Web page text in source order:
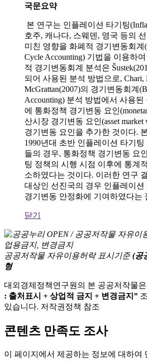
국문요약
본 연구는 인플레이션 타기팅
호주, 캐나다, 스웨덴, 영국 등의
미친 영향을 화폐적 경기변동회계
Cycle Accounting) 기법을 이용하
적 경기변동회계 분석은
되어 사용된 분석 방법으로, Chari,
McGrattan(2007)의 경기변동회계
Accounting) 분석 방법에서 사용
에 통화정책 경기변동 요인
산시장 경기변동 요인(asset market
경기변동 요인을 추가한 것이다.
1990년대 초반 인플레이션 타기
들의 경우, 통화정책 경기변동 요
팅 정책의 시행 시점 이후에 통계
소하였다는 것이다. 이러한 연구
대상인 선진국의 경우 인플레이션
경기변동 안정화에 기여하였다는
닫기
공공저작물 자유이용허락 표시기준 (공
형
대외경제정책연구원의 본 공공저작물은
: 출처표시 + 상업적 금지 + 변경금지”
있습니다. 저작권정책 참조
콘텐츠 만족도 조사
이 페이지에서 제공하는 정보에 대하여